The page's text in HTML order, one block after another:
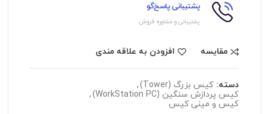
پشتیبانی پاسخ‌گو
پشتیبانی و مشاوره فروش
مقایسه افزودن به علاقه مندی
دسته: کیس بزرگ (Tower)
,
کیس پردازش سنگین (WorkStation PC)
,
کیس و مینی کیس